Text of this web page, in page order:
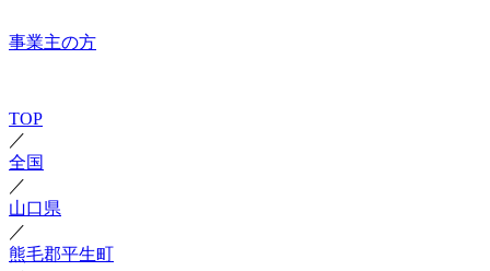
事業主の方
TOP
／
全国
／
山口県
／
熊毛郡平生町